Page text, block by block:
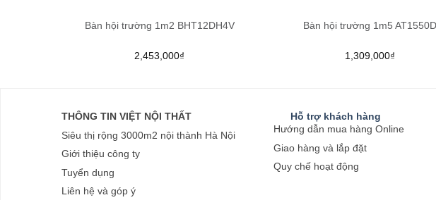
Bàn hội trường 1m2 BHT12DH4V
2,453,000₫
Bàn hội trường 1m5 AT1550D
1,309,000₫
THÔNG TIN VIỆT NỘI THẤT
Siêu thị rộng 3000m2 nội thành Hà Nội
Giới thiệu công ty
Tuyển dụng
Liên hệ và góp ý
Hỗ trợ khách hàng
Hướng dẫn mua hàng Online
Giao hàng và lắp đặt
Quy chế hoạt động